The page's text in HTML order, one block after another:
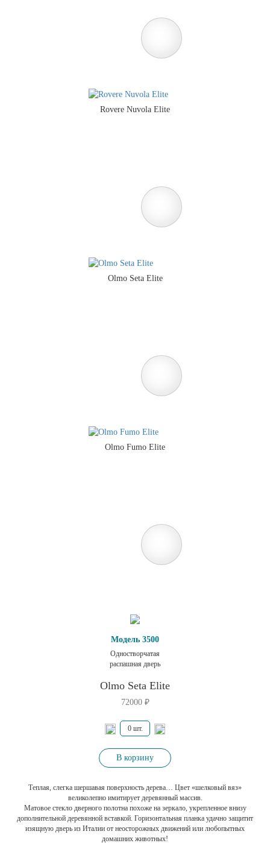
Rovere Nuvola Elite
Olmo Seta Elite
Olmo Fumo Elite
Модель 3500
Одностворчатая
распашная дверь
Olmo Seta Elite
72000₽
В корзину
Теплая, слегка шершавая поверхность дерева… Цвет «шелковый вяз»
великолепно имитирует деревянный массив.
Матовое стекло дверного полотна похоже на зеркало, укрепленное внизу
дополнительной деревянной вставкой. Горизонтальная планка удачно защитит
изящную дверь из Италии от неосторожных движений или любопытных
домашних животных!